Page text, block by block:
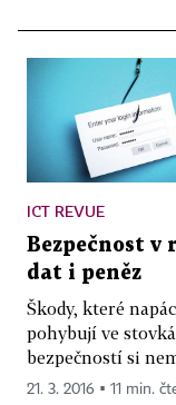
ICT REVUE
Bezpečnost v
dat i peněz
Škody, které
pohybují ve
bezpečností si
21. 3. 2016 ▪ 11 min.